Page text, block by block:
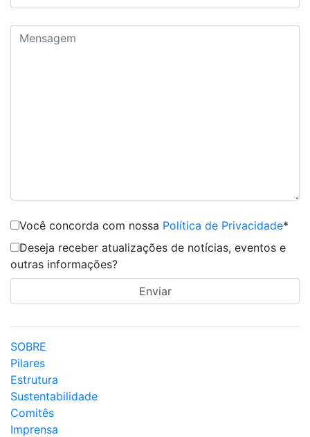
Você concorda com nossa Política de Privacidade*
Deseja receber atualizações de notícias, eventos e
outras informações?
SOBRE
Pilares
Estrutura
Sustentabilidade
Comitês
Imprensa